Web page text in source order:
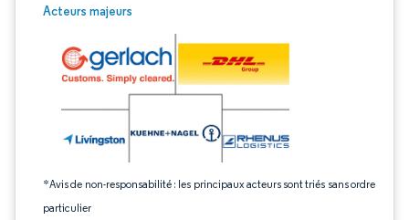
Acteurs majeurs
*Avis de non-responsabilité : les principaux acteurs sont triés sans ordre
particulier
Image © Mordor Intelligence. La réutilisation nécessite une attribution sous CC